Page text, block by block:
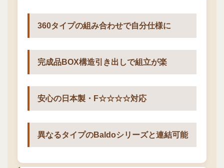
360タイプの組み合わせで自分仕様に
完成品BOX構造引き出しで組立が楽
安心の日本製・F☆☆☆☆対応
異なるタイプのBaldoシリーズと連結可能